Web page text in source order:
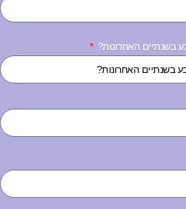
בשנתיים האחרונות?